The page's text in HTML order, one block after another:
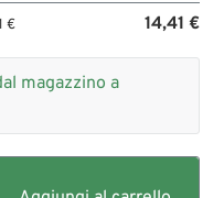
€ 14,41 €
magazzino a